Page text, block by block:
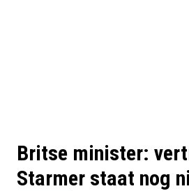
Britse minister:
Starmer staat nog